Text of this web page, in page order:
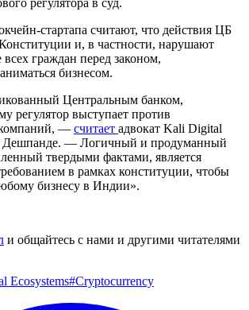
стартапа считают, что действия ЦБ
и, в частности, нарушают
всех граждан перед законом,
бизнесом.
Центральным банком,
регулятор выступает против
— считает адвокат Kali Digital
Дешпанде. — Логичный и продуманный
твердыми фактами, является
в рамках конституции, чтобы
бизнесу в Индии».
и общайтесь с нами и другими читателями
Ecosystems#Cryptocurrency